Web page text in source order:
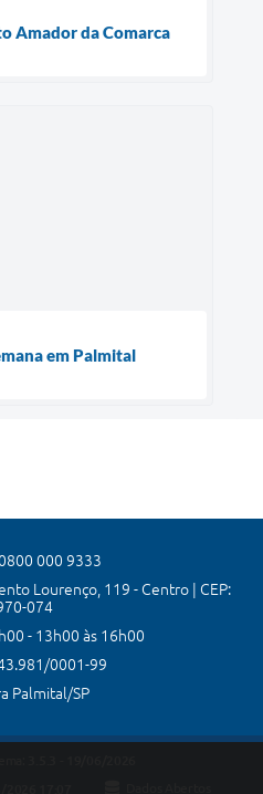
Amador da Comarca
em Palmital
000 9333
Lourenço, 119 - Centro | CEP:
074
- 13h00 às 16h00
0001-99
Palmital/SP